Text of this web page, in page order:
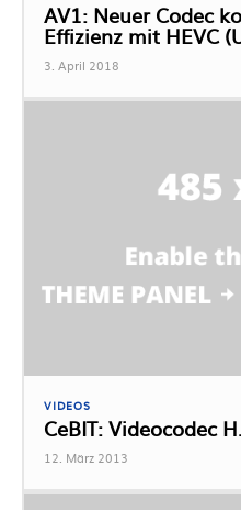
AV1: Neuer Codec
Effizienz mit HEVC
3. April 2018
VIDEOS
CeBIT: Videocodec
12. März 2013